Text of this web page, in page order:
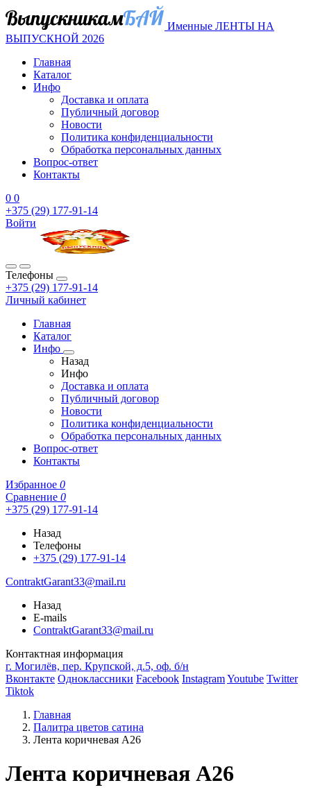
Именные ЛЕНТЫ НА
ВЫПУСКНОЙ 2026
Главная
Каталог
Инфо
Доставка и оплата
Публичный договор
Новости
Политика конфиденциальности
Обработка персональных данных
Вопрос-ответ
Контакты
0 0
+375 (29) 177-91-14
Войти
Телефоны
+375 (29) 177-91-14
Личный кабинет
Главная
Каталог
Инфо
Назад
Инфо
Доставка и оплата
Публичный договор
Новости
Политика конфиденциальности
Обработка персональных данных
Вопрос-ответ
Контакты
Избранное 0
Сравнение 0
+375 (29) 177-91-14
Назад
Телефоны
+375 (29) 177-91-14
ContraktGarant33@mail.ru
Назад
E-mails
ContraktGarant33@mail.ru
Контактная информация
г. Могилёв, пер. Крупской, д.5, оф. б/н
Вконтакте Одноклассники Facebook InstagramYoutube Twitter
Tiktok
Главная
Палитра цветов сатина
Лента коричневая A26
Лента коричневая A26